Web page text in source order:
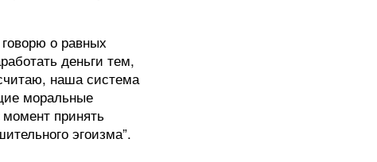
о равных
деньги тем,
наша система
моральные
принять
эгоизма”.